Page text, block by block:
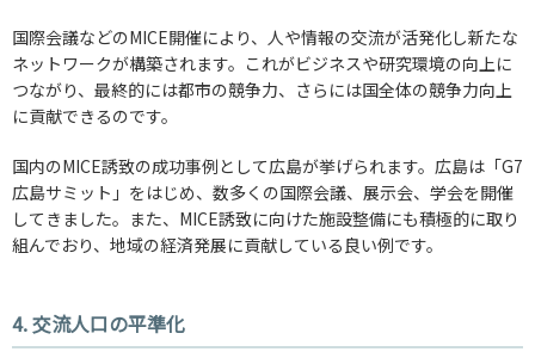
国際会議などのMICE開催により、人や情報の交流が活発化し新たな
ネットワークが構築されます。これがビジネスや研究環境の向上に
つながり、最終的には都市の競争力、さらには国全体の競争力向上
に貢献できるのです。
国内のMICE誘致の成功事例として広島が挙げられます。広島は「G7
広島サミット」をはじめ、数多くの国際会議、展示会、学会を開催
してきました。また、MICE誘致に向けた施設整備にも積極的に取り
組んでおり、地域の経済発展に貢献している良い例です。
4. 交流人口の平準化